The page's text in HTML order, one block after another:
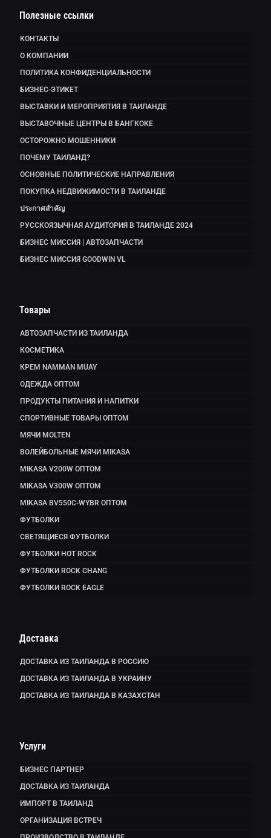
Полезные ссылки
КОНТАКТЫ
О КОМПАНИИ
ПОЛИТИКА КОНФИДЕНЦИАЛЬНОСТИ
БИЗНЕС-ЭТИКЕТ
ВЫСТАВКИ И МЕРОПРИЯТИЯ В ТАИЛАНДЕ
ВЫСТАВОЧНЫЕ ЦЕНТРЫ В БАНГКОКЕ
ОСТОРОЖНО МОШЕННИКИ
ПОЧЕМУ ТАИЛАНД?
ОСНОВНЫЕ ПОЛИТИЧЕСКИЕ НАПРАВЛЕНИЯ
ПОКУПКА НЕДВИЖИМОСТИ В ТАИЛАНДЕ
ประกาศสำคัญ
РУССКОЯЗЫЧНАЯ АУДИТОРИЯ В ТАИЛАНДЕ 2024
БИЗНЕС МИССИЯ | АВТОЗАПЧАСТИ
БИЗНЕС МИССИЯ GOODWIN VL
Товары
АВТОЗАПЧАСТИ ИЗ ТАИЛАНДА
КОСМЕТИКА
КРЕМ NAMMAN MUAY
ОДЕЖДА ОПТОМ
ПРОДУКТЫ ПИТАНИЯ И НАПИТКИ
СПОРТИВНЫЕ ТОВАРЫ ОПТОМ
МЯЧИ MOLTEN
ВОЛЕЙБОЛЬНЫЕ МЯЧИ MIKASA
MIKASA V200W ОПТОМ
MIKASA V300W ОПТОМ
MIKASA BV550C-WYBR ОПТОМ
ФУТБОЛКИ
СВЕТЯЩИЕСЯ ФУТБОЛКИ
ФУТБОЛКИ HOT ROCK
ФУТБОЛКИ ROCK CHANG
ФУТБОЛКИ ROCK EAGLE
Доставка
ДОСТАВКА ИЗ ТАИЛАНДА В РОССИЮ
ДОСТАВКА ИЗ ТАИЛАНДА В УКРАИНУ
ДОСТАВКА ИЗ ТАИЛАНДА В КАЗАХСТАН
Услуги
БИЗНЕС ПАРТНЕР
ДОСТАВКА ИЗ ТАИЛАНДА
ИМПОРТ В ТАИЛАНД
ОРГАНИЗАЦИЯ ВСТРЕЧ